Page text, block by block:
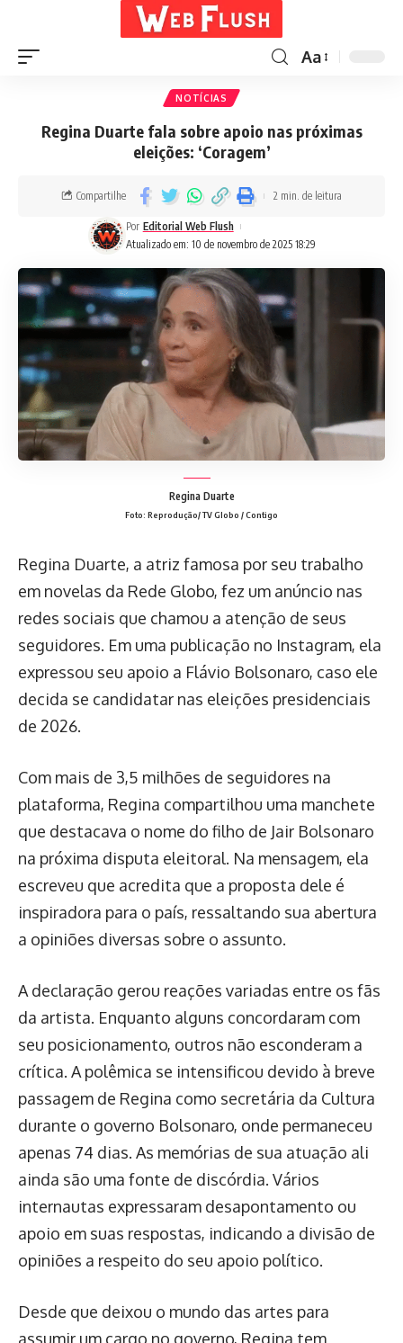
Aa
NOTÍCIAS
Regina Duarte fala sobre apoio nas próximas
eleições: ‘Coragem’
Atualizado em: 10 de novembro de 2025 18:29
Por Editorial Web Flush
Compartilhe 2 min. de leitura
Regina Duarte
Foto: Reprodução/ TV Globo / Contigo
Regina Duarte, a atriz famosa por seu trabalho
em novelas da Rede Globo, fez um anúncio nas
redes sociais que chamou a atenção de seus
seguidores. Em uma publicação no Instagram, ela
expressou seu apoio a Flávio Bolsonaro, caso ele
decida se candidatar nas eleições presidenciais
de 2026.
Com mais de 3,5 milhões de seguidores na
plataforma, Regina compartilhou uma manchete
que destacava o nome do filho de Jair Bolsonaro
na próxima disputa eleitoral. Na mensagem, ela
escreveu que acredita que a proposta dele é
inspiradora para o país, ressaltando sua abertura
a opiniões diversas sobre o assunto.
A declaração gerou reações variadas entre os fãs
da artista. Enquanto alguns concordaram com
seu posicionamento, outros não esconderam a
crítica. A polêmica se intensificou devido à breve
passagem de Regina como secretária da Cultura
durante o governo Bolsonaro, onde permaneceu
apenas 74 dias. As memórias de sua atuação ali
ainda são uma fonte de discórdia. Vários
internautas expressaram desapontamento ou
apoio em suas respostas, indicando a divisão de
opiniões a respeito do seu apoio político.
Desde que deixou o mundo das artes para
assumir um cargo no governo, Regina tem